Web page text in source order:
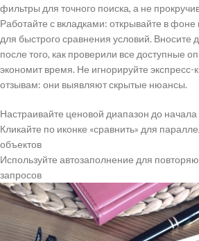
фильтры для точного поиска, а не
Работайте с вкладками: открывайте в
для быстрого сравнения условий.
после того, как проверили все доступные
экономит время. Не игнорируйте экспресс-
отзывам: они выявляют скрытые нюансы.
Настраивайте ценовой диапазон до
Кликайте по иконке «сравнить» для
объектов
Используйте автозаполнение для
запросов